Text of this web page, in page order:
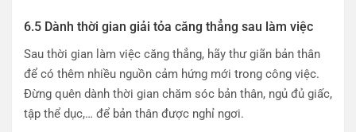
6.5 Dành thời gian giải tỏa căng thẳng sau làm việc
Sau thời gian làm việc căng thẳng, hãy thư giãn bản thân
để có thêm nhiều nguồn cảm hứng mới trong công việc.
Đừng quên dành thời gian chăm sóc bản thân, ngủ đủ giấc,
tập thể dục,… để bản thân được nghỉ ngơi.